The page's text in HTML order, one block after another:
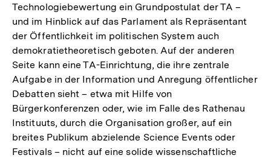
Technologiebewertung ein Grundpostulat der TA –
und im Hinblick auf das Parlament als Repräsentant
der Öffentlichkeit im politischen System auch
demokratietheoretisch geboten. Auf der anderen
Seite kann eine TA-Einrichtung, die ihre zentrale
Aufgabe in der Information und Anregung öffentlicher
Debatten sieht – etwa mit Hilfe von
Bürgerkonferenzen oder, wie im Falle des Rathenau
Instituuts, durch die Organisation großer, auf ein
breites Publikum abzielende Science Events oder
Festivals – nicht auf eine solide wissenschaftliche